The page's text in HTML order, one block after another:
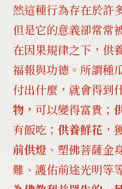
然這種行為存在於許
但是它的意義卻常常
在因果規律之下，供
福報與功德。所謂種
付出什麼，就會得到
物， 可以變得富貴；
有飯吃； 供養鮮花 ，
前供燈 、塑佛菩薩金
難、護佑前途光明等